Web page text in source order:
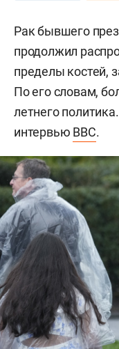
Рак бывшего
продолжил
пределы костей,
По его словам,
летнего
интервью BBC.